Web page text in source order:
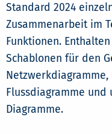
Standard 2024
Zusammenarbeit im
Funktionen.
Schablonen für den
Flussdiagramme
Diagramme.